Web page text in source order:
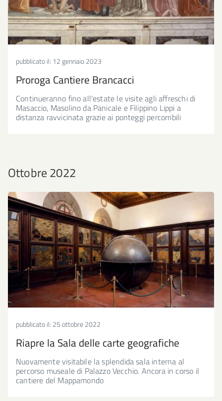
pubblicato il: 12 gennaio 2023
Proroga Cantiere Brancacci
Continueranno fino all'estate le visite agli affreschi di
Masaccio, Masolino da Panicale e Filippino Lippi a
distanza ravvicinata grazie ai ponteggi percorribili
Ottobre 2022
pubblicato il: 25 ottobre 2022
Riapre la Sala delle carte geografiche
Nuovamente visitabile la splendida sala interna al
percorso museale di Palazzo Vecchio. Ancora in corso il
cantiere del Mappamondo